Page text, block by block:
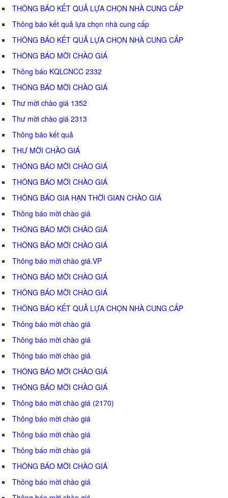
THÔNG BÁO KẾT QUẢ LỰA CHỌN NHÀ CUNG CẤP
Thông báo kết quả lựa chọn nhà cung cấp
THÔNG BÁO KẾT QUẢ LỰA CHỌN NHÀ CUNG CẤP
THÔNG BÁO MỜI CHÀO GIÁ
Thông báo KQLCNCC 2332
THÔNG BÁO MỜI CHÀO GIÁ
Thư mời chào giá 1352
Thư mời chào giá 2313
Thông báo kết quả
THƯ MỜI CHÀO GIÁ
THÔNG BÁO MỜI CHÀO GIÁ
THÔNG BÁO MỜI CHÀO GIÁ
THÔNG BÁO GIA HẠN THỜI GIAN CHÀO GIÁ
Thông báo mời chào giá
THÔNG BÁO MỜI CHÀO GIÁ
THÔNG BÁO MỜI CHÀO GIÁ
Thông báo mời chào giá.VP
THÔNG BÁO MỜI CHÀO GIÁ
THÔNG BÁO MỜI CHÀO GIÁ
THÔNG BÁO KẾT QUẢ LỰA CHỌN NHÀ CUNG CẤP
Thông báo mời chào giá
Thông báo mời chào giá
Thông báo mời chào giá
THÔNG BÁO MỜI CHÀO GIÁ
THÔNG BÁO MỜI CHÀO GIÁ
Thông báo mời chào giá (2170)
Thông báo mời chào giá
Thông báo mời chào giá
Thông báo mời chào giá
THÔNG BÁO MỜI CHÀO GIÁ
Thông báo mời chào giá